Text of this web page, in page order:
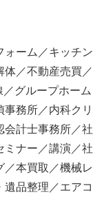
ォーム／キッチン
体／不動産売買／
グループホーム
務所／内科クリ
会計士事務所／社
ミナー／講演／社
／本買取／機械レ
品整理／エアコ